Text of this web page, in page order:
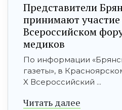
Представители
принимают участие
Всероссийском
медиков
По информации
газеты», в
X Всероссийский ...
Читать далее